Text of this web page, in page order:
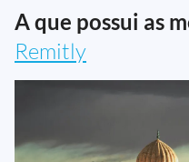
A que possui as
Remitly